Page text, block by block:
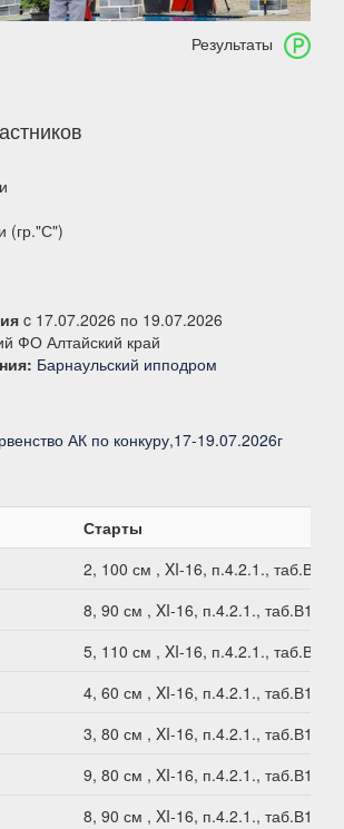
Результаты
(гр."С")
c 17.07.2026 по 19.07.2026
ФО Алтайский край
Барнаульский ипподром
АК по конкуру,17-19.07.2026г
Старты
2, 100 см , XI-16, п.4.2.1., таб.В1
8, 90 см , XI-16, п.4.2.1., таб.В1
5, 110 см , XI-16, п.4.2.1., таб.В1
4, 60 см , XI-16, п.4.2.1., таб.В1
3, 80 см , XI-16, п.4.2.1., таб.В1
9, 80 см , XI-16, п.4.2.1., таб.В1
8, 90 см , XI-16, п.4.2.1., таб.В1